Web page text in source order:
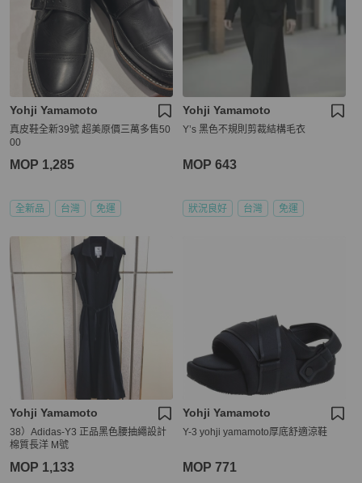
Yohji Yamamoto
真皮鞋全新39號 超美原價三萬多售50
00
MOP 1,285
全新品 台灣 免運
Yohji Yamamoto
Y’s 黑色不規則剪裁結構毛衣
MOP 643
狀況良好 台灣 免運
Yohji Yamamoto
38）Adidas-Y3 正品黑色腰抽繩設計
棉質長洋 M號
MOP 1,133
Yohji Yamamoto
Y-3 yohji yamamoto厚底舒適涼鞋
MOP 771